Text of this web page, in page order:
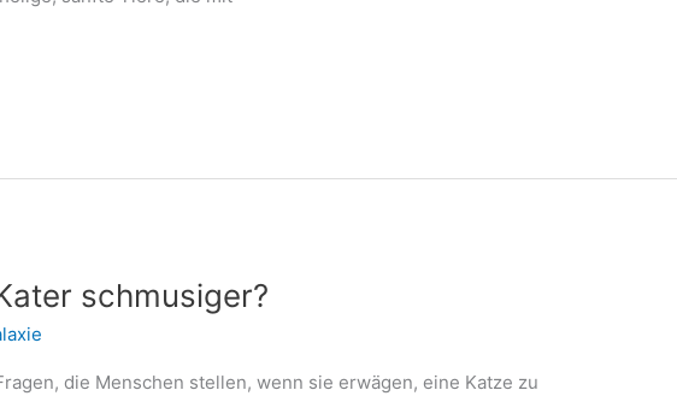
schmusiger?
die Menschen stellen, wenn sie erwägen, eine Katze zu